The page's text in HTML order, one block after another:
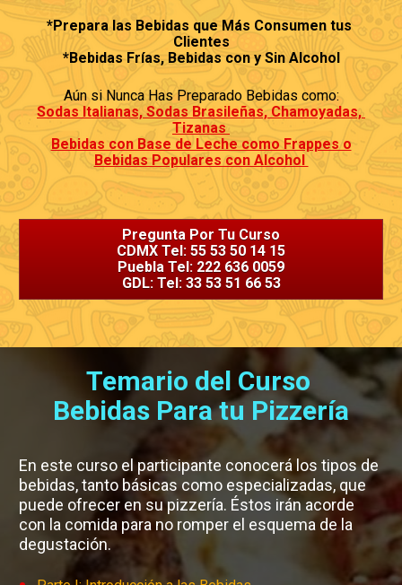
*Prepara las Bebidas que Más Consumen tus
Clientes
*Bebidas Frías, Bebidas con y Sin Alcohol
Sodas Italianas, Sodas Brasileñas, Chamoyadas,
Tizanas
Bebidas con Base de Leche como Frappes o
Bebidas Populares con Alcohol
Pregunta Por Tu Curso
CDMX Tel: 55 53 50 14 15
Puebla Tel: 222 636 0059
GDL: Tel: 33 53 51 66 53
Temario del Curso
Bebidas Para tu Pizzería
En este curso el participante conocerá los tipos de
bebidas, tanto básicas como especializadas, que
puede ofrecer en su pizzería. Éstos irán acorde
con la comida para no romper el esquema de la
degustación.